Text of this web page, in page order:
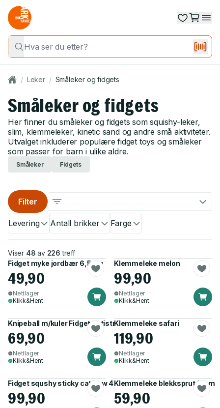
/ Leker / Småleker og fidgets
Småleker og fidgets
Her finner du småleker og fidgets som squishy-leker,
slim, klemmeleker, kinetic sand og andre små aktiviteter.
Utvalget inkluderer populære fidget toys og småleker
som passer for barn i ulike aldre.
Småleker Fidgets
Levering Antall brikker Farge
Filter
Viser 48 av 226 treff
Fidget myke jordbær 6,5 cm
49,90
Nettlager
Klikk&Hent
Klemmeleke melon
99,90
Nettlager
Klikk&Hent
Knipeball m/kuler Fidget antistress 16cm
69,90
Nettlager
Klikk&Hent
Klemmeleke safari
119,90
Nettlager
Klikk&Hent
Fidget squshy sticky cat paw 4 assortert
99,90
Klemmeleke blekksprut 15cm
59,90